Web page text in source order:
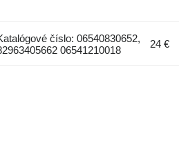
číslo: 06540830652,
06541210018
24 €